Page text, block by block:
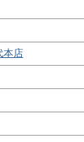
本店